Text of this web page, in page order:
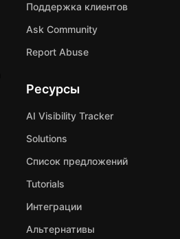
Поддержка клиентов
Ask Community
Report Abuse
Ресурсы
AI Visibility Tracker
Solutions
Список предложений
Tutorials
Интеграции
Альтернативы